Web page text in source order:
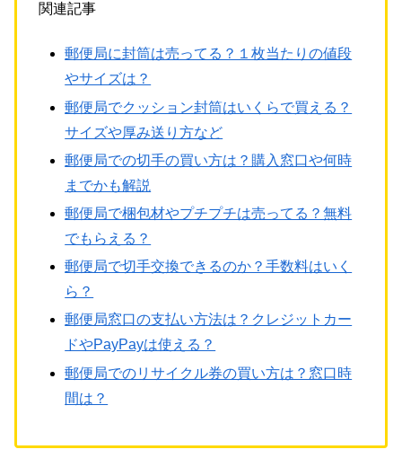
関連記事
郵便局に封筒は売ってる？１枚当たりの値段
やサイズは？
郵便局でクッション封筒はいくらで買える？
サイズや厚み送り方など
郵便局での切手の買い方は？購入窓口や何時
までかも解説
郵便局で梱包材やプチプチは売ってる？無料
でもらえる？
郵便局で切手交換できるのか？手数料はいく
ら？
郵便局窓口の支払い方法は？クレジットカー
ドやPayPayは使える？
郵便局でのリサイクル券の買い方は？窓口時
間は？